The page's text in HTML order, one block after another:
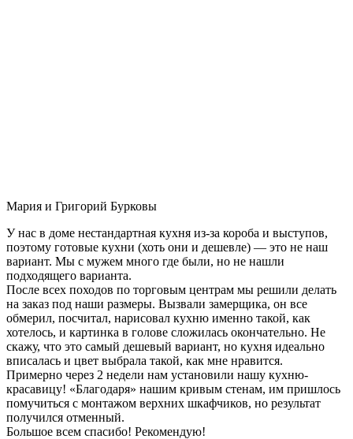
Мария и Григорий Бурковы
У нас в доме нестандартная кухня из-за короба и выступов,
поэтому готовые кухни (хоть они и дешевле) — это не наш
вариант. Мы с мужем много где были, но не нашли
подходящего варианта.
После всех походов по торговым центрам мы решили делать
на заказ под наши размеры. Вызвали замерщика, он все
обмерил, посчитал, нарисовал кухню именно такой, как
хотелось, и картинка в голове сложилась окончательно. Не
скажу, что это самый дешевый вариант, но кухня идеально
вписалась и цвет выбрала такой, как мне нравится.
Примерно через 2 недели нам установили нашу кухню-
красавицу! «Благодаря» нашим кривым стенам, им пришлось
помучиться с монтажом верхних шкафчиков, но результат
получился отменный.
Большое всем спасибо! Рекомендую!